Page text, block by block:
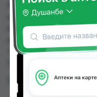
КАНЕФРОН Н ДР №60
заказать в аптеках,
Абубакри Карим,
Алишер-К, Амирӣ,
TJS до 126.50 TJS в
Цена: от14.50 TJS